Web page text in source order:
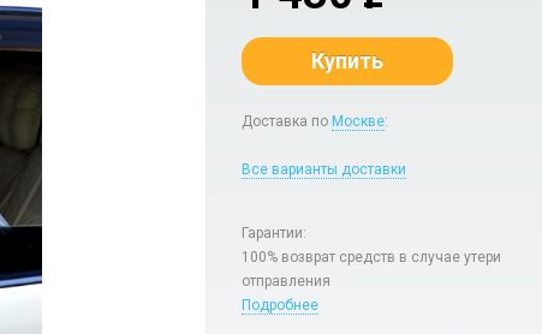
Купить
Доставка по Москве:
Все варианты доставки
Гарантии:
100% возврат средств в случае утери
отправления
Подробнее